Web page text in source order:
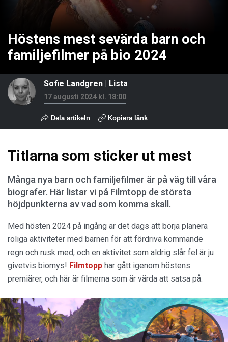
Höstens mest sevärda barn och
familjefilmer på bio 2024
Sofie Landgren | Lista
17 augusti 2024 kl. 18:00
Dela artikeln Kopiera länk
Titlarna som sticker ut mest
Många nya barn och familjefilmer är på väg till våra
biografer. Här listar vi på Filmtopp de största
höjdpunkterna av vad som komma skall.
Med hösten 2024 på ingång är det dags att börja planera
roliga aktiviteter med barnen för att fördriva kommande
regn och rusk med, och en aktivitet som aldrig slår fel är ju
givetvis biomys! Filmtopp har gått igenom höstens
premiärer, och här är filmerna som är värda att satsa på.